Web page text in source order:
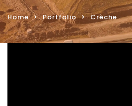
Home Portfolio Crèche